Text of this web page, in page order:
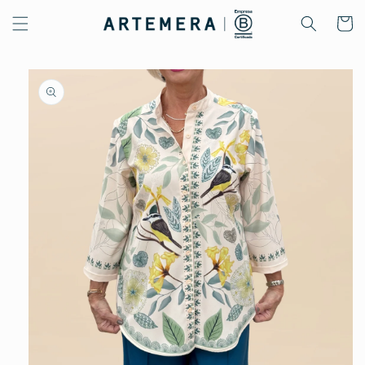
directamente
al contenido
Carrito
directamente
información